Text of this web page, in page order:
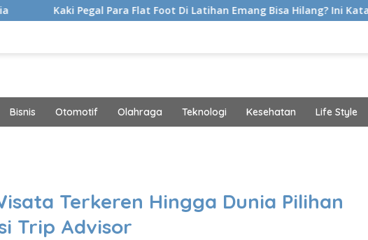
Para Flat Foot Di Latihan Emang Bisa Hilang? Ini Kata Ahli Kemakmuran
Bisnis Otomotif Olahraga Teknologi Kesehatan Life Style
Terkeren Hingga Dunia Pilihan
Trip Advisor